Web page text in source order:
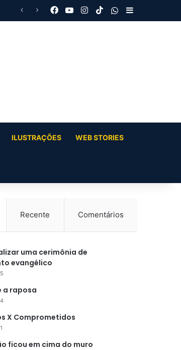
Facebook
YouTubeInstagram
TikTokWhatsApp
Barra Lateral
ILUSTRAÇÕES WEB STORIES
Recente Comentários
uma cerimônia de
evangélico
a raposa
X Comprometidos
ficou em cima do muro